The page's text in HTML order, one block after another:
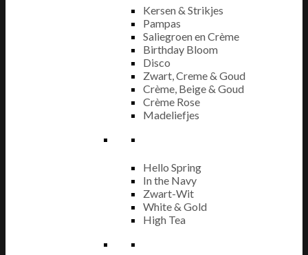
Kersen & Strikjes
Pampas
Saliegroen en Crème
Birthday Bloom
Disco
Zwart, Creme & Goud
Crème, Beige & Goud
Crème Rose
Madeliefjes
Hello Spring
In the Navy
Zwart-Wit
White & Gold
High Tea